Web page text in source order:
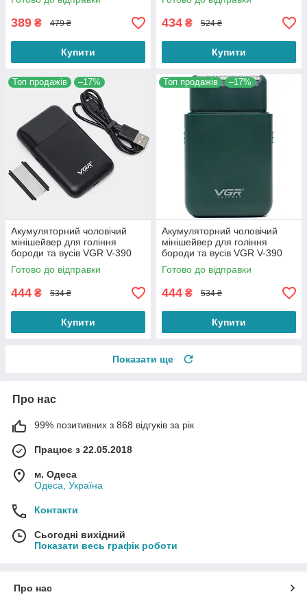
Shaver Parts
389 ₴ 479 ₴
Купити
434 ₴ 524 ₴
Купити
Топ продажів –17%
Акумуляторний чоловічий
мінішейвер для гоління
бороди та вусів VGR V-390
для ідеальної гладкості Black
Готово до відправки
444 ₴ 534 ₴
Купити
Топ продажів –17%
Акумуляторний чоловічий
мінішейвер для гоління
бороди та вусів VGR V-390
для ідеальної гладкості
Green
Готово до відправки
444 ₴ 534 ₴
Купити
Показати ще
Про нас
99% позитивних з 868 відгуків за рік
Працює з 22.05.2018
м. Одеса
Одеса, Україна
Контакти
Сьогодні вихідний
Показати весь графік роботи
Про нас